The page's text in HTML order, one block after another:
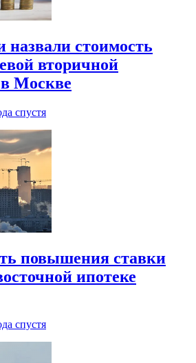
назвали стоимость
вторичной
Москве
спустя
повышения ставки
ипотеке
спустя